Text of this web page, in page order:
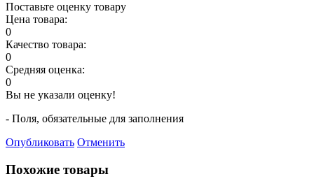
Поставьте оценку товару
Цена товара:
0
Качество товара:
0
Средняя оценка:
0
Вы не указали оценку!
- Поля, обязательные для заполнения
Опубликовать Отменить
Похожие товары